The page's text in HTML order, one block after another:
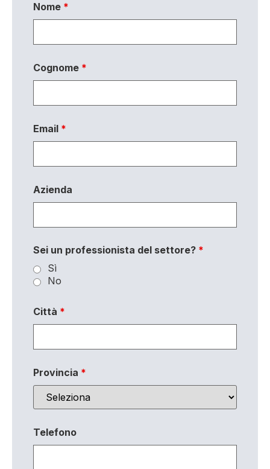
Nome *
Cognome *
Email *
Azienda
Sei un professionista del settore? *
Sì
No
Città *
Provincia *
Telefono